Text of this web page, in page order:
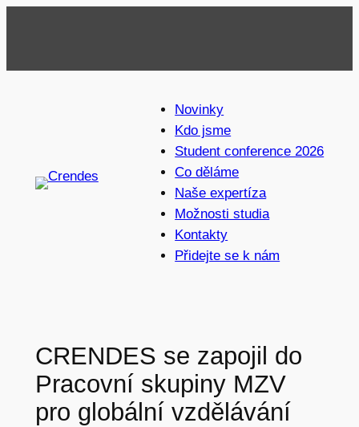
Novinky
Kdo jsme
Student conference 2026
Co děláme
Naše expertíza
Možnosti studia
Kontakty
Přidejte se k nám
CRENDES se zapojil do
Pracovní skupiny MZV
pro globální vzdělávání